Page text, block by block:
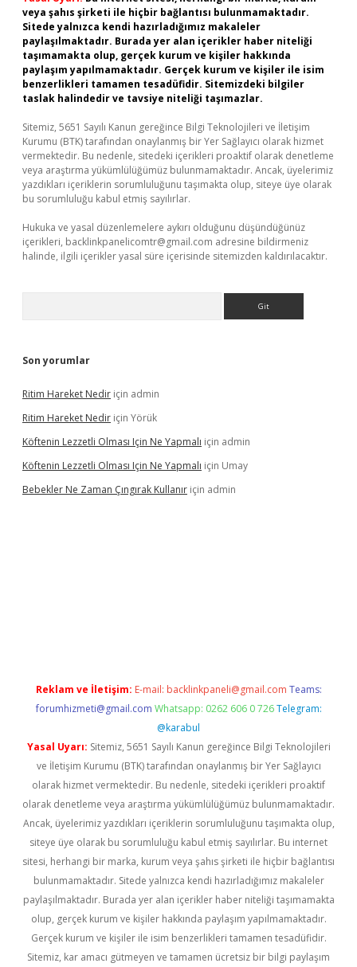
veya şahıs şirketi ile hiçbir bağlantısı bulunmamaktadır.
Sitede yalnızca kendi hazırladığımız makaleler
paylaşılmaktadır. Burada yer alan içerikler haber niteliği
taşımamakta olup, gerçek kurum ve kişiler hakkında
paylaşım yapılmamaktadır. Gerçek kurum ve kişiler ile isim
benzerlikleri tamamen tesadüfidir. Sitemizdeki bilgiler
taslak halindedir ve tavsiye niteliği taşımazlar.
Sitemiz, 5651 Sayılı Kanun gereğince Bilgi Teknolojileri ve İletişim
Kurumu (BTK) tarafından onaylanmış bir Yer Sağlayıcı olarak hizmet
vermektedir. Bu nedenle, sitedeki içerikleri proaktif olarak denetleme
veya araştırma yükümlülüğümüz bulunmamaktadır. Ancak, üyelerimiz
yazdıkları içeriklerin sorumluluğunu taşımakta olup, siteye üye olarak
bu sorumluluğu kabul etmiş sayılırlar.
Hukuka ve yasal düzenlemelere aykırı olduğunu düşündüğünüz
içerikleri, backlinkpanelicomtr@gmail.com adresine bildirmeniz
halinde, ilgili içerikler yasal süre içerisinde sitemizden kaldırılacaktır.
Son yorumlar
Ritim Hareket Nedir için admin
Ritim Hareket Nedir için Yörük
Köftenin Lezzetli Olması Için Ne Yapmalı için admin
Köftenin Lezzetli Olması Için Ne Yapmalı için Umay
Bebekler Ne Zaman Çıngırak Kullanır için admin
Reklam ve İletişim: E-mail: backlinkpaneli@gmail.com Teams:
forumhizmeti@gmail.com Whatsapp: 0262 606 0 726 Telegram:
@karabul
Yasal Uyarı: Sitemiz, 5651 Sayılı Kanun gereğince Bilgi Teknolojileri
ve İletişim Kurumu (BTK) tarafından onaylanmış bir Yer Sağlayıcı
olarak hizmet vermektedir. Bu nedenle, sitedeki içerikleri proaktif
olarak denetleme veya araştırma yükümlülüğümüz bulunmamaktadır.
Ancak, üyelerimiz yazdıkları içeriklerin sorumluluğunu taşımakta olup,
siteye üye olarak bu sorumluluğu kabul etmiş sayılırlar. Bu internet
sitesi, herhangi bir marka, kurum veya şahıs şirketi ile hiçbir bağlantısı
bulunmamaktadır. Sitede yalnızca kendi hazırladığımız makaleler
paylaşılmaktadır. Burada yer alan içerikler haber niteliği taşımamakta
olup, gerçek kurum ve kişiler hakkında paylaşım yapılmamaktadır.
Gerçek kurum ve kişiler ile isim benzerlikleri tamamen tesadüfidir.
Sitemiz, kar amacı gütmeyen ve tamamen ücretsiz bir bilgi paylaşım